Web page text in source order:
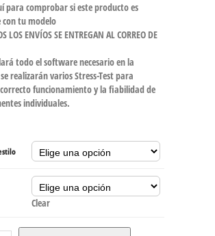
para comprobar si este producto es
tu modelo
LOS ENVÍOS SE ENTREGAN AL CORREO DE
todo el software necesario en la
realizarán varios Stress-Test para
funcionamiento y la fiabilidad de
individuales.
Clear